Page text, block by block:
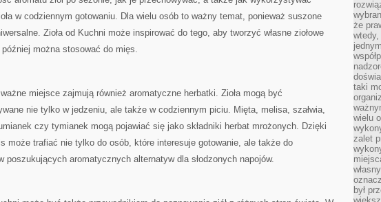
w codziennym gotowaniu. Dla wielu osób to ważny temat, ponieważ suszone
Zioła od Kuchni może inspirować do tego, aby tworzyć własne ziołowe
można stosować do mięs.
miejsce zajmują również aromatyczne herbatki. Zioła mogą być
nie tylko w jedzeniu, ale także w codziennym piciu. Mięta, melisa, szałwia,
czy tymianek mogą pojawiać się jako składniki herbat mrożonych. Dzięki
może trafiać nie tylko do osób, które interesuje gotowanie, ale także do
poszukujących aromatycznych alternatyw dla słodzonych napojów.
że
taki
wielu
zalet
był